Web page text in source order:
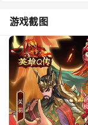
游戏截图